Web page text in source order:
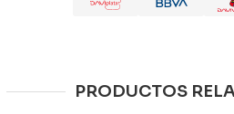
PRODUCTOS